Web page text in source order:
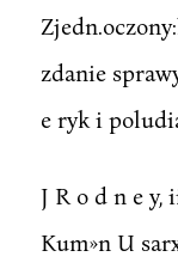
zdanie
e ryk i
J R o d n e y,
Kum»n U